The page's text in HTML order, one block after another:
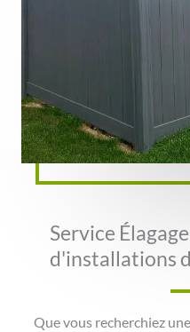
Service
d'installations
Que vous recherchiez